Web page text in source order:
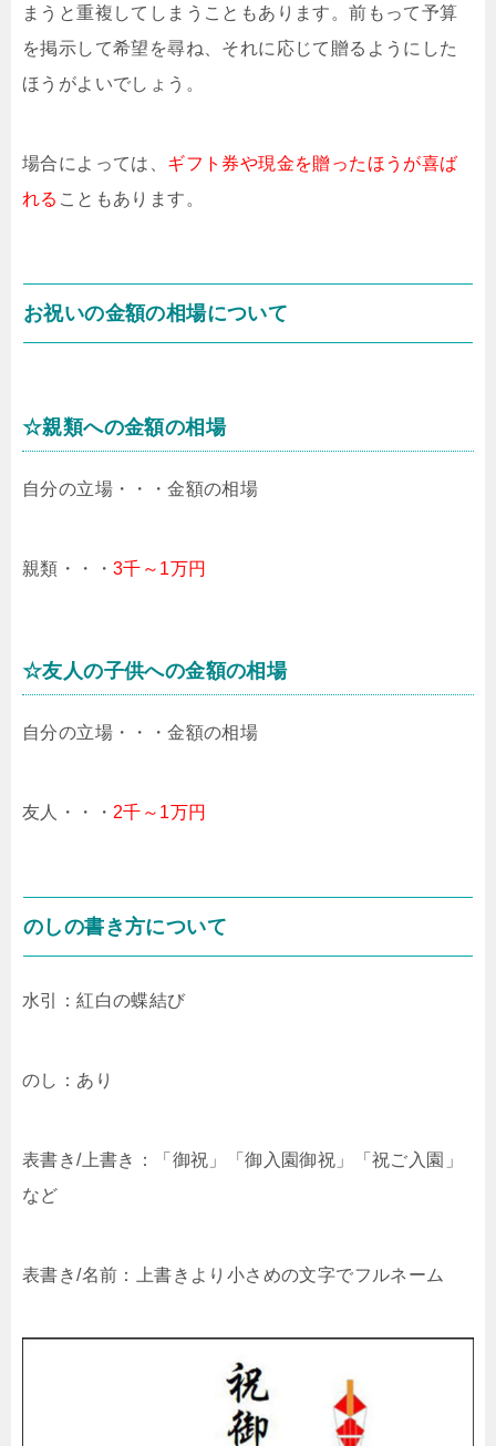
まうと重複してしまうこともあります。前もって予算
を掲示して希望を尋ね、それに応じて贈るようにした
ほうがよいでしょう。
場合によっては、 ギフト券や現金を贈ったほうが喜ば
れる こともあります。
お祝いの金額の相場について
☆親類への金額の相場
自分の立場・・・金額の相場
親類・・・ 3千～1万円
☆友人の子供への金額の相場
自分の立場・・・金額の相場
友人・・・ 2千～1万円
のしの書き方について
水引：紅白の蝶結び
のし：あり
表書き/上書き：「御祝」「御入園御祝」「祝ご入園」
など
表書き/名前：上書きより小さめの文字でフルネーム